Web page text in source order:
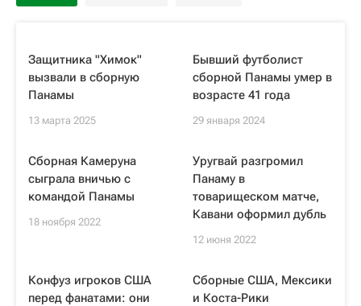
Защитника "Химок"
вызвали в сборную
Панамы
13 марта 2025
Бывший футболист
сборной Панамы умер в
возрасте 41 года
29 января 2024
Сборная Камеруна
сыграла вничью с
командой Панамы
18 ноября 2022
Уругвай разгромил
Панаму в
товарищеском матче,
Кавани оформил дубль
12 июня 2022
Конфуз игроков США
перед фанатами: они
Сборные США, Мексики
и Коста-Рики